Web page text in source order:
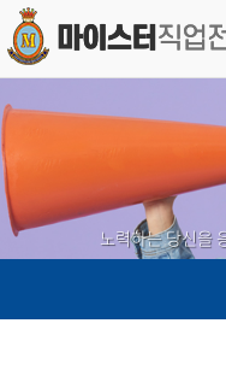
노력하는 당신을